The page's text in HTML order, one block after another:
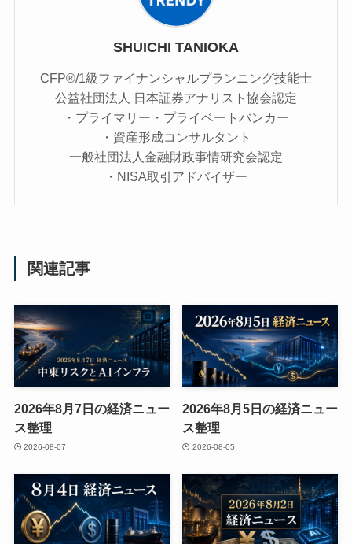
SHUICHI TANIOKA
CFP®/1級ファイナンシャルプランニング技能士
公益社団法人 日本証券アナリスト協会認定
・プライマリー・プライベートバンカー
・資産形成コンサルタント
一般社団法人金融財政事情研究会認定
・NISA取引アドバイザー
関連記事
2026年8月7日の経済ニュー
ス整理
2026-08-07
2026年8月5日の経済ニュー
ス整理
2026-08-05